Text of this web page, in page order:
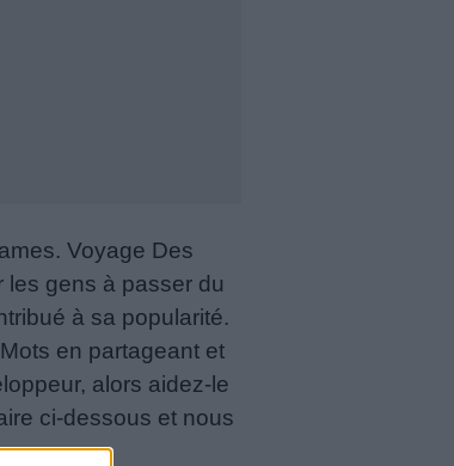
Voyage Des
gens à passer du
à sa popularité.
en partageant et
alors aidez-le
ci-dessous et nous